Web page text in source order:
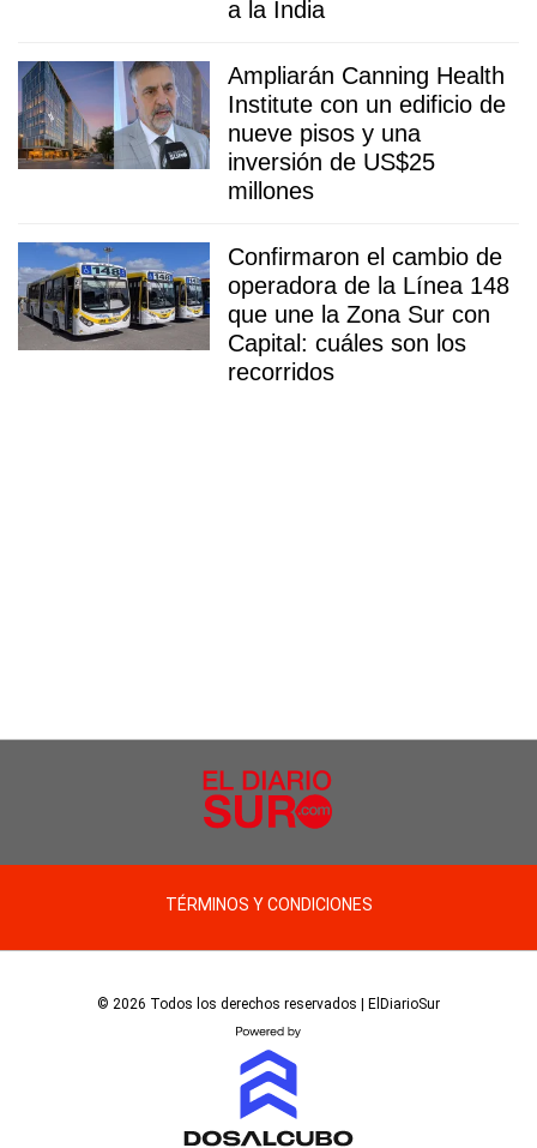
a la India
Ampliarán Canning Health
Institute con un edificio de
nueve pisos y una
inversión de US$25
millones
Confirmaron el cambio de
operadora de la Línea 148
que une la Zona Sur con
Capital: cuáles son los
recorridos
TÉRMINOS Y CONDICIONES
© 2026 Todos los derechos reservados | ElDiarioSur